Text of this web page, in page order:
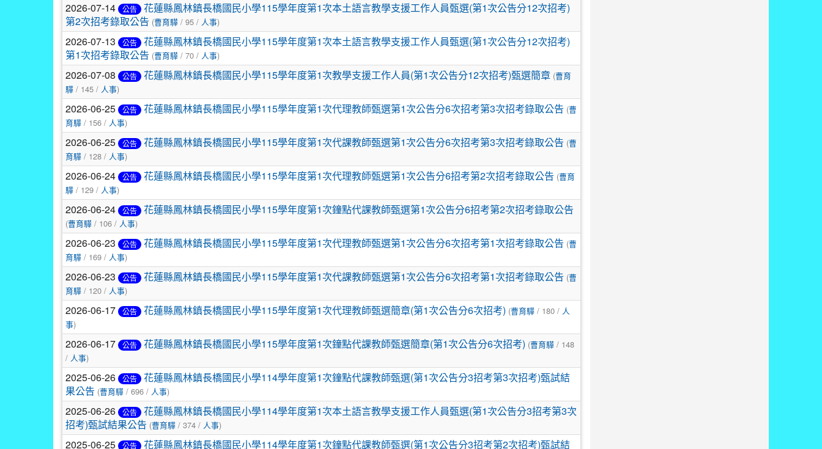
2026-07-14 公告
花蓮縣鳳林鎮長橋國民小學115學年度第1次本土語言教學支援工作人員甄選(第1次公告分12次招考)
第2次招考錄取公告 (曹育驊 / 95 / 人事)
2026-07-13 公告
花蓮縣鳳林鎮長橋國民小學115學年度第1次本土語言教學支援工作人員甄選(第1次公告分12次招考)
第1次招考錄取公告 (曹育驊 / 70 / 人事)
2026-07-08 公告 花蓮縣鳳林鎮長橋國民小學115學年度第1次教學支援工作人員(第1次公告分12次招考)甄選簡章 (曹育
驊 / 145 / 人事)
2026-06-25 公告 花蓮縣鳳林鎮長橋國民小學115學年度第1次代理教師甄選第1次公告分6次招考第3次招考錄取公告 (曹
育驊 / 156 / 人事)
2026-06-25 公告 花蓮縣鳳林鎮長橋國民小學115學年度第1次代課教師甄選第1次公告分6次招考第3次招考錄取公告 (曹
育驊 / 128 / 人事)
2026-06-24 公告 花蓮縣鳳林鎮長橋國民小學115學年度第1次代理教師甄選第1次公告分6招考第2次招考錄取公告 (曹育
驊 / 129 / 人事)
2026-06-24 公告 花蓮縣鳳林鎮長橋國民小學115學年度第1次鐘點代課教師甄選第1次公告分6招考第2次招考錄取公告
(曹育驊 / 106 / 人事)
2026-06-23 公告 花蓮縣鳳林鎮長橋國民小學115學年度第1次代理教師甄選第1次公告分6次招考第1次招考錄取公告 (曹
育驊 / 169 / 人事)
2026-06-23 公告 花蓮縣鳳林鎮長橋國民小學115學年度第1次代課教師甄選第1次公告分6次招考第1次招考錄取公告 (曹
育驊 / 120 / 人事)
2026-06-17 公告 花蓮縣鳳林鎮長橋國民小學115學年度第1次代理教師甄選簡章(第1次公告分6次招考) (曹育驊 / 180 / 人
事)
2026-06-17 公告 花蓮縣鳳林鎮長橋國民小學115學年度第1次鐘點代課教師甄選簡章(第1次公告分6次招考) (曹育驊 / 148
/ 人事)
2025-06-26 公告
花蓮縣鳳林鎮長橋國民小學114學年度第1次鐘點代課教師甄選(第1次公告分3招考第3次招考)甄試結
果公告 (曹育驊 / 696 / 人事)
2025-06-26 公告
花蓮縣鳳林鎮長橋國民小學114學年度第1次本土語言教學支援工作人員甄選(第1次公告分3招考第3次
招考)甄試結果公告 (曹育驊 / 374 / 人事)
2025-06-25 公告
花蓮縣鳳林鎮長橋國民小學114學年度第1次鐘點代課教師甄選(第1次公告分3招考第2次招考)甄試結